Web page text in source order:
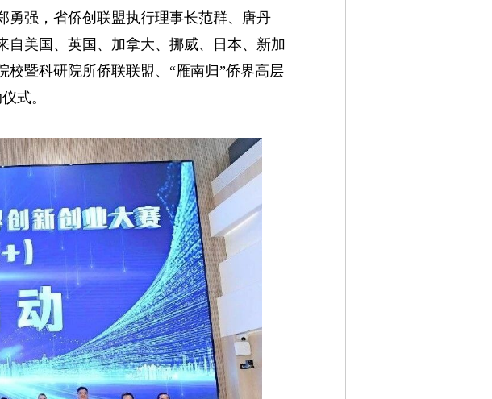
勇强，省侨创联盟执行理事长范群、唐丹
美国、英国、加拿大、挪威、日本、新加
暨科研院所侨联联盟、“雁南归”侨界高层
式。